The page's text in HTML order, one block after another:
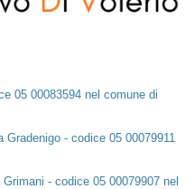
05 00083594 nel comune di
- codice 05 00079911
- codice 05 00079907 nel